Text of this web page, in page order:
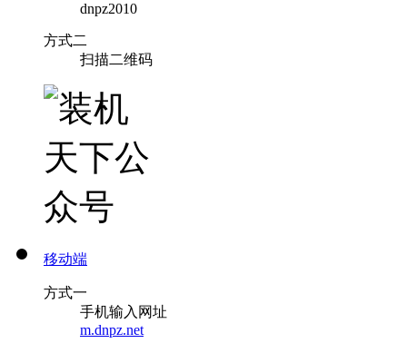
dnpz2010
方式二
扫描二维码
移动端
方式一
手机输入网址
m.dnpz.net